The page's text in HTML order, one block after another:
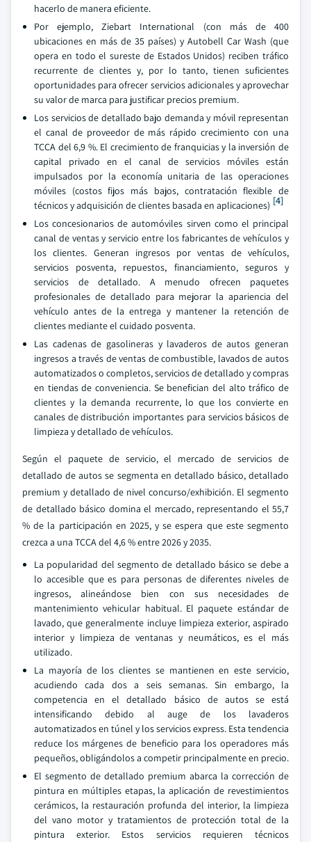
hacerlo de manera eficiente.
Por ejemplo, Ziebart International (con más de 400
ubicaciones en más de 35 países) y Autobell Car Wash (que
opera en todo el sureste de Estados Unidos) reciben tráfico
recurrente de clientes y, por lo tanto, tienen suficientes
oportunidades para ofrecer servicios adicionales y aprovechar
su valor de marca para justificar precios premium.
Los servicios de detallado bajo demanda y móvil representan
el canal de proveedor de más rápido crecimiento con una
TCCA del 6,9 %. El crecimiento de franquicias y la inversión de
capital privado en el canal de servicios móviles están
impulsados por la economía unitaria de las operaciones
móviles (costos fijos más bajos, contratación flexible de
técnicos y adquisición de clientes basada en aplicaciones) [4]
Los concesionarios de automóviles sirven como el principal
canal de ventas y servicio entre los fabricantes de vehículos y
los clientes. Generan ingresos por ventas de vehículos,
servicios posventa, repuestos, financiamiento, seguros y
servicios de detallado. A menudo ofrecen paquetes
profesionales de detallado para mejorar la apariencia del
vehículo antes de la entrega y mantener la retención de
clientes mediante el cuidado posventa.
Las cadenas de gasolineras y lavaderos de autos generan
ingresos a través de ventas de combustible, lavados de autos
automatizados o completos, servicios de detallado y compras
en tiendas de conveniencia. Se benefician del alto tráfico de
clientes y la demanda recurrente, lo que los convierte en
canales de distribución importantes para servicios básicos de
limpieza y detallado de vehículos.
Según el paquete de servicio, el mercado de servicios de
detallado de autos se segmenta en detallado básico, detallado
premium y detallado de nivel concurso/exhibición. El segmento
de detallado básico domina el mercado, representando el 55,7
% de la participación en 2025, y se espera que este segmento
crezca a una TCCA del 4,6 % entre 2026 y 2035.
La popularidad del segmento de detallado básico se debe a
lo accesible que es para personas de diferentes niveles de
ingresos, alineándose bien con sus necesidades de
mantenimiento vehicular habitual. El paquete estándar de
lavado, que generalmente incluye limpieza exterior, aspirado
interior y limpieza de ventanas y neumáticos, es el más
utilizado.
La mayoría de los clientes se mantienen en este servicio,
acudiendo cada dos a seis semanas. Sin embargo, la
competencia en el detallado básico de autos se está
intensificando debido al auge de los lavaderos
automatizados en túnel y los servicios express. Esta tendencia
reduce los márgenes de beneficio para los operadores más
pequeños, obligándolos a competir principalmente en precio.
El segmento de detallado premium abarca la corrección de
pintura en múltiples etapas, la aplicación de revestimientos
cerámicos, la restauración profunda del interior, la limpieza
del vano motor y tratamientos de protección total de la
pintura exterior. Estos servicios requieren técnicos